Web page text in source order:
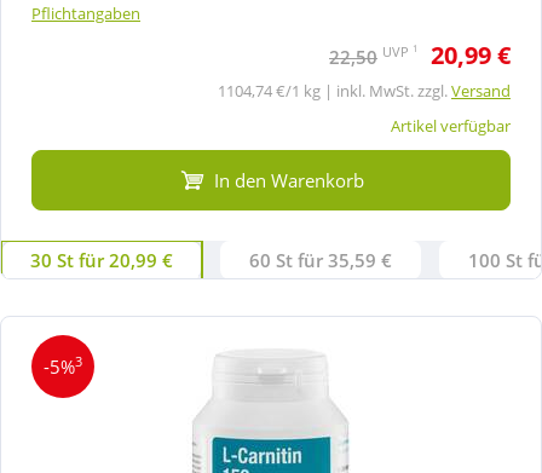
Pflichtangaben
22,50 UVP 1 20,99 €
1104,74 €/1 kg | inkl. MwSt. zzgl.Versand
Artikel verfügbar
In den Warenkorb
30 St für 20,99 € 60 St für 35,59 € 100 St
-5%3